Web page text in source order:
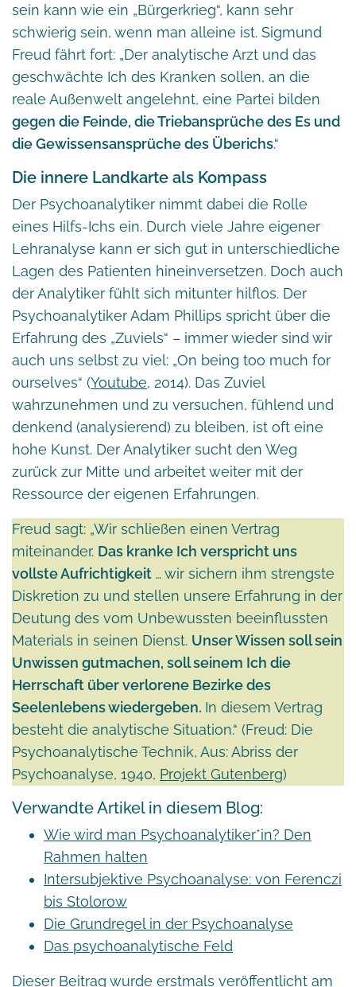
sein kann wie ein „Bürgerkrieg“, kann sehr
schwierig sein, wenn man alleine ist. Sigmund
Freud fährt fort: „Der analytische Arzt und das
geschwächte Ich des Kranken sollen, an die
reale Außenwelt angelehnt, eine Partei bilden
gegen die Feinde, die Triebansprüche des Es und
die Gewissensansprüche des Überichs.“
Die innere Landkarte als Kompass
Der Psychoanalytiker nimmt dabei die Rolle
eines Hilfs-Ichs ein. Durch viele Jahre eigener
Lehranalyse kann er sich gut in unterschiedliche
Lagen des Patienten hineinversetzen. Doch auch
der Analytiker fühlt sich mitunter hilflos. Der
Psychoanalytiker Adam Phillips spricht über die
Erfahrung des „Zuviels“ – immer wieder sind wir
auch uns selbst zu viel: „On being too much for
ourselves“ (Youtube, 2014). Das Zuviel
wahrzunehmen und zu versuchen, fühlend und
denkend (analysierend) zu bleiben, ist oft eine
hohe Kunst. Der Analytiker sucht den Weg
zurück zur Mitte und arbeitet weiter mit der
Ressource der eigenen Erfahrungen.
Freud sagt: „Wir schließen einen Vertrag
miteinander. Das kranke Ich verspricht uns
vollste Aufrichtigkeit … wir sichern ihm strengste
Diskretion zu und stellen unsere Erfahrung in der
Deutung des vom Unbewussten beeinflussten
Materials in seinen Dienst. Unser Wissen soll sein
Unwissen gutmachen, soll seinem Ich die
Herrschaft über verlorene Bezirke des
Seelenlebens wiedergeben. In diesem Vertrag
besteht die analytische Situation.“ (Freud: Die
Psychoanalytische Technik, Aus: Abriss der
Psychoanalyse, 1940, Projekt Gutenberg)
Verwandte Artikel in diesem Blog:
Wie wird man Psychoanalytiker*in? Den
Rahmen halten
Intersubjektive Psychoanalyse: von Ferenczi
bis Stolorow
Die Grundregel in der Psychoanalyse
Das psychoanalytische Feld
Dieser Beitrag wurde erstmals veröffentlicht am